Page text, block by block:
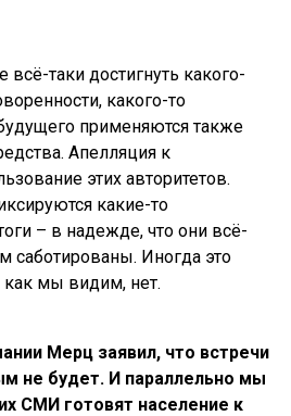
таки достигнуть какого-
какого-то
применяются также
Апелляция к
этих авторитетов.
какие-то
– в надежде, что они всё-
саботированы. Иногда это
как мы видим, нет.
Мерц заявил, что встречи
не будет. И параллельно мы
СМИ готовят население к